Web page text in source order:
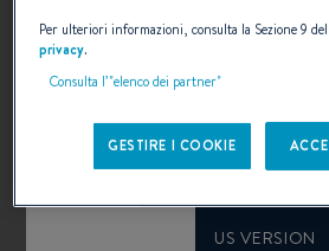
Welcome to
Please confirm your
INTERNATIONAL
US VERSION
Configurazione personalizzata
SCEGLIERE
Per ulteriori informazioni, consulta la Sezione 9
privacy.
Consulta l’"elenco dei partner"
GESTIRE I COOKIE